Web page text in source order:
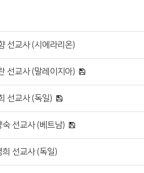
선교사 (시에라리온)
선교사 (말레이지아)
선교사 (독일)
선교사 (베트남)
선교사 (독일)